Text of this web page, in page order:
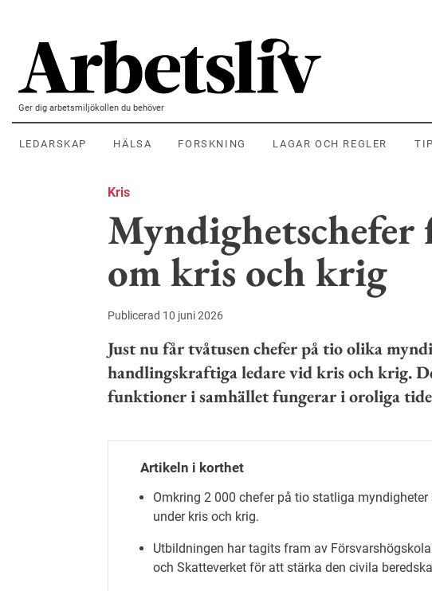
Ger dig arbetsmiljökollen du behöver
LEDARSKAP HÄLSA FORSKNING LAGAR OCH REGLER
Kris
om kris och krig
Publicerad 10 juni 2026
Just nu får tvåtusen chefer på tio olika
handlingskraftiga ledare vid kris och krig.
funktioner i samhället fungerar i oroliga
Artikeln i korthet
Omkring 2 000 chefer på tio statliga
under kris och krig.
Utbildningen har tagits fram av
och Skatteverket för att stärka den civila